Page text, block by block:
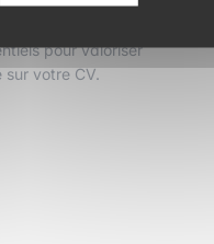
pour valoriser
sur votre CV.